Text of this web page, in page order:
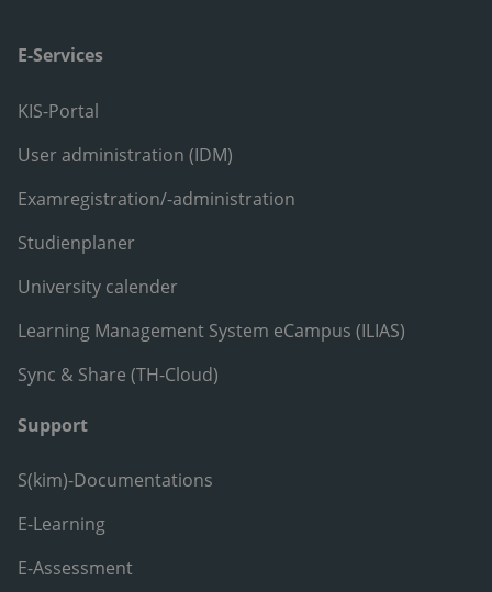
E-Services
KIS-Portal
User administration (IDM)
Examregistration/-administration
Studienplaner
University calender
Learning Management System eCampus (ILIAS)
Sync & Share (TH-Cloud)
Support
S(kim)-Documentations
E-Learning
E-Assessment